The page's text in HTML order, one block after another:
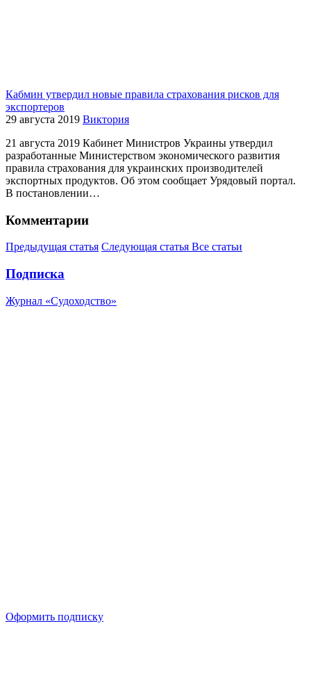
Кабмин утвердил новые правила страхования рисков для
экспортеров
29 августа 2019 Виктория
21 августа 2019 Кабинет Министров Украины утвердил
разработанные Министерством экономического развития
правила страхования для украинских производителей
экспортных продуктов. Об этом сообщает Урядовый портал.
В постановлении…
Комментарии
Предыдущая статья Следующая статья Все статьи
Подписка
Журнал «Судоходство»
Оформить подписку